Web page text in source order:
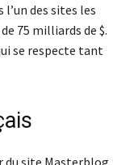
des sites les
75 milliards de $.
se respecte tant
du site Masterblog